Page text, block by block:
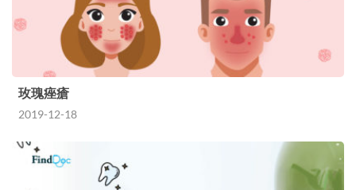
玫瑰痤瘡
2019-12-18